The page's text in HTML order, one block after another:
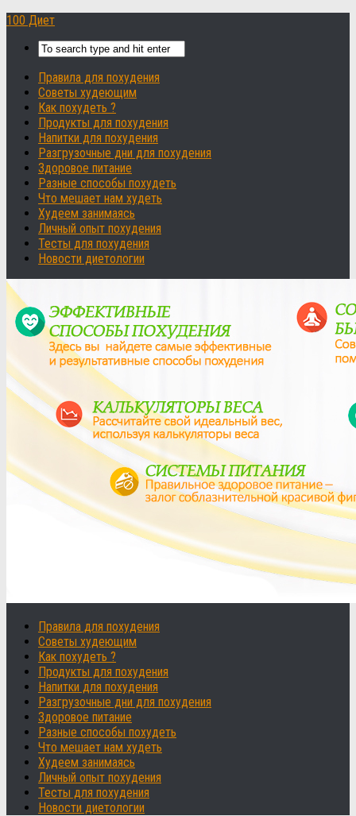
100 Диет
Правила для похудения
Советы худеющим
Как похудеть ?
Продукты для похудения
Напитки для похудения
Разгрузочные дни для похудения
Здоровое питание
Разные способы похудеть
Что мешает нам худеть
Худеем занимаясь
Личный опыт похудения
Тесты для похудения
Новости диетологии
Правила для похудения
Советы худеющим
Как похудеть ?
Продукты для похудения
Напитки для похудения
Разгрузочные дни для похудения
Здоровое питание
Разные способы похудеть
Что мешает нам худеть
Худеем занимаясь
Личный опыт похудения
Тесты для похудения
Новости диетологии